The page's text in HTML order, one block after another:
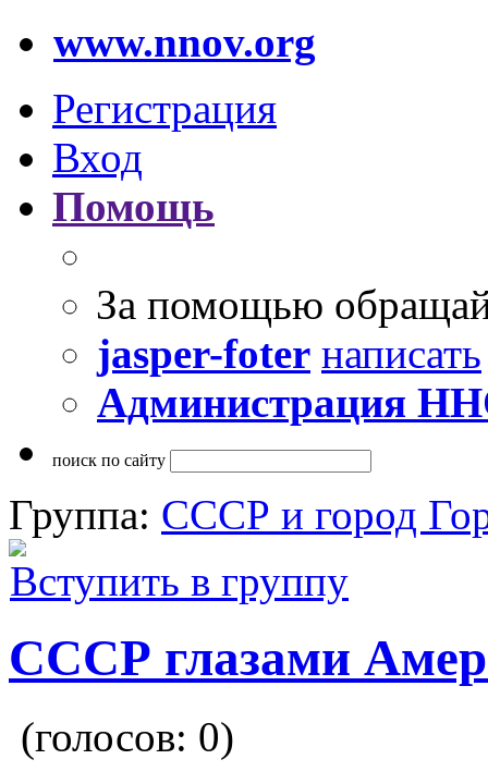
www.nnov.org
Регистрация
Вход
Помощь
За помощью
jasper-foter написать
Администрация
поиск по сайту
Группа: СССР и город
Вступить в группу
СССР глазами
(голосов: 0)